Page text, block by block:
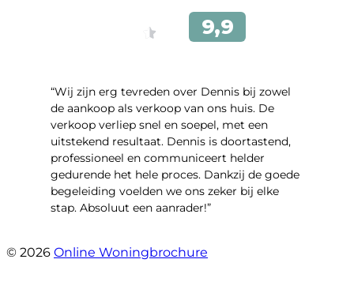
“Wij zijn erg tevreden over Dennis bij zowel
de aankoop als verkoop van ons huis. De
verkoop verliep snel en soepel, met een
uitstekend resultaat. Dennis is doortastend,
professioneel en communiceert helder
gedurende het hele proces. Dankzij de goede
begeleiding voelden we ons zeker bij elke
stap. Absoluut een aanrader!”
© 2026 Online Woningbrochure